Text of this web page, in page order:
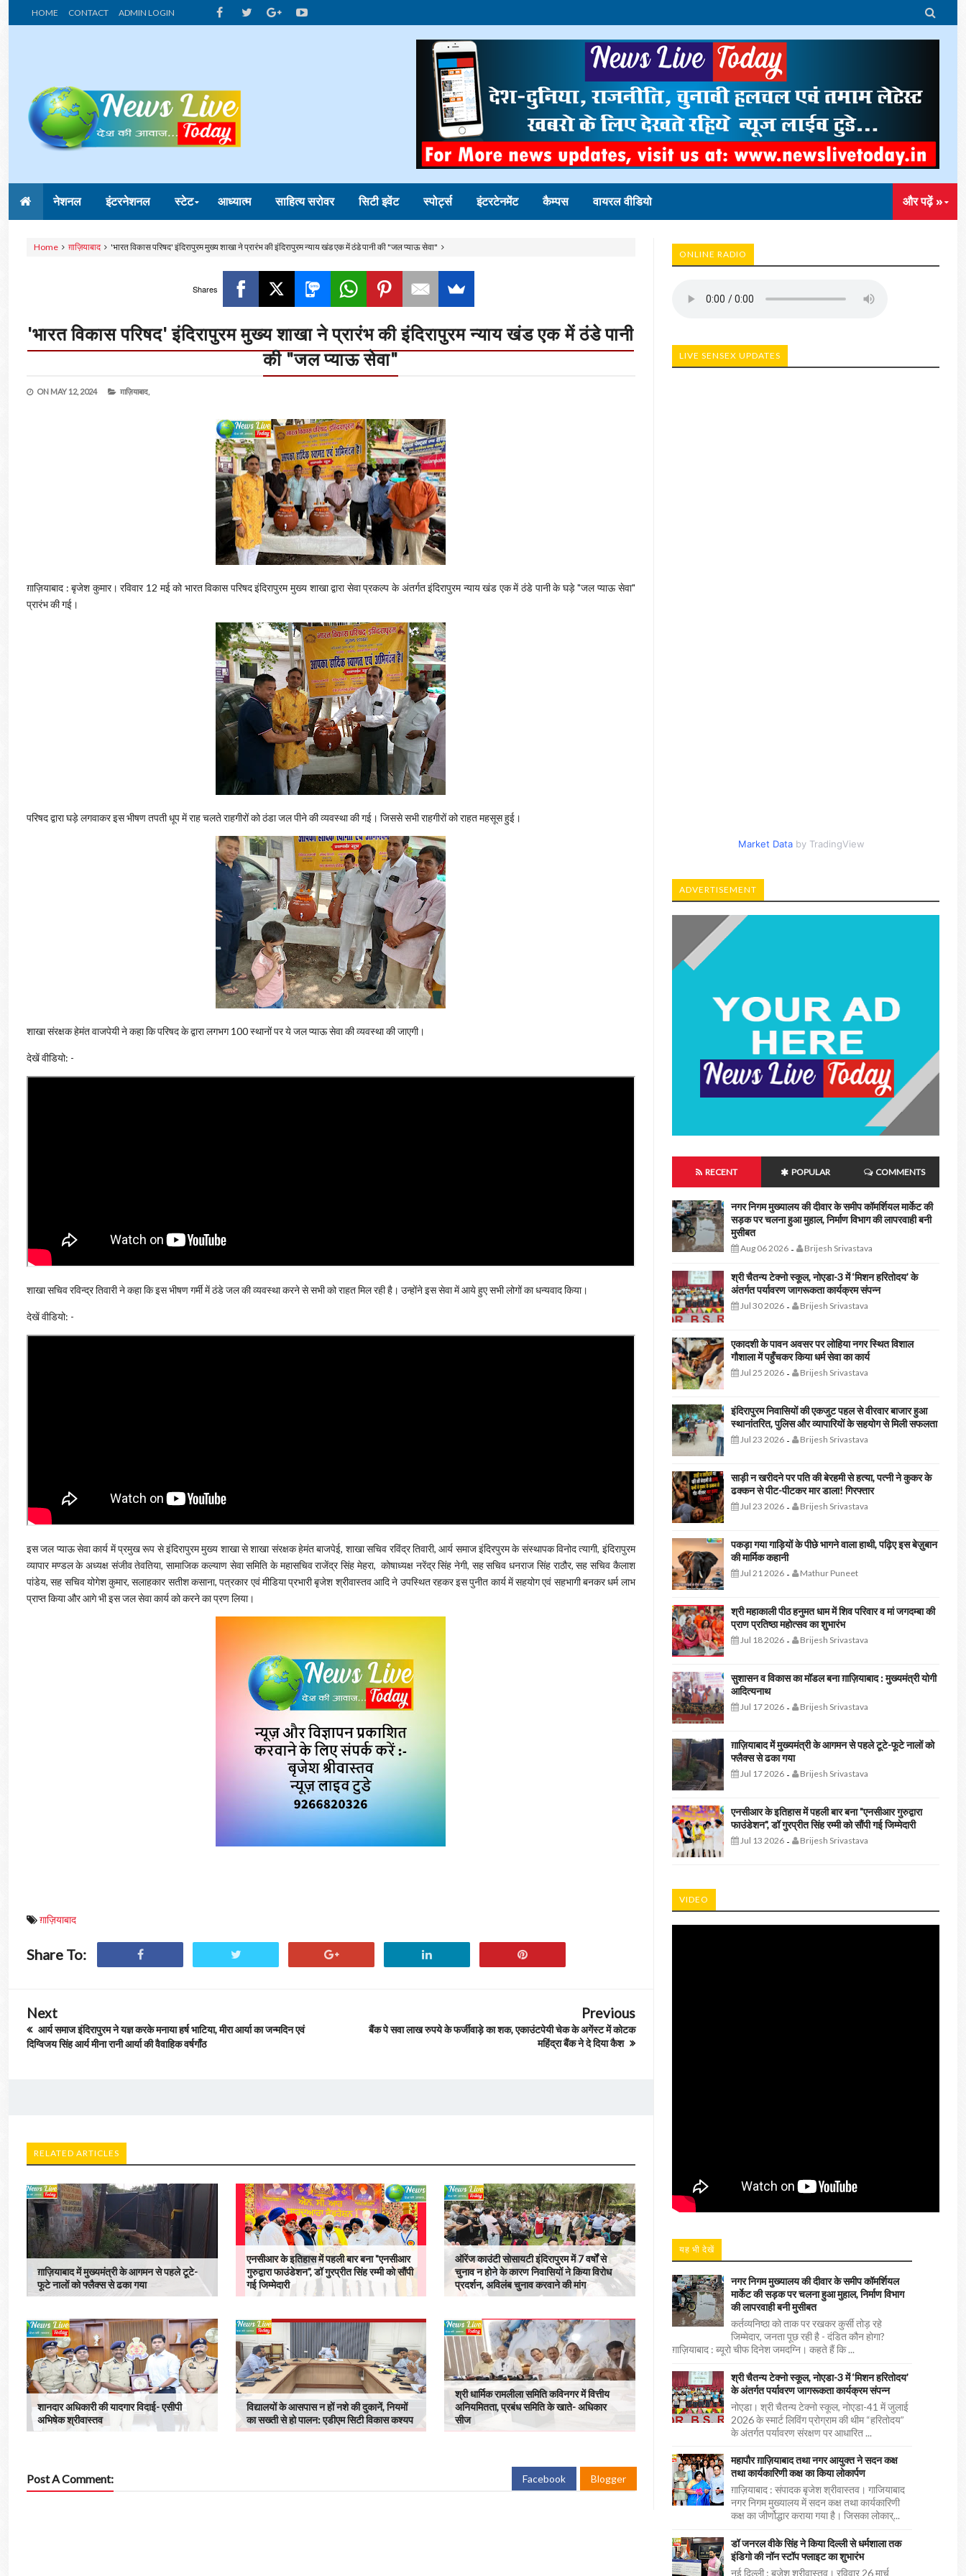
HOME CONTACT ADMIN LOGIN 
नेशनल इंटरनेशनल स्टेट आध्यात्म साहित्य सरोवर सिटी इवेंट स्पोर्ट्स इंटरटेनमेंट कैम्पस वायरल वीडियो और पढ़ें »
Home ग़ाज़ियाबाद 'भारत विकास परिषद' इंदिरापुरम मुख्य शाखा ने प्रारंभ की इंदिरापुरम न्याय खंड एक में ठंडे पानी की "जल प्याऊ सेवा"
Shares
'भारत विकास परिषद' इंदिरापुरम मुख्य शाखा ने प्रारंभ की इंदिरापुरम न्याय खंड एक में ठंडे पानी
की "जल प्याऊ सेवा"
ON MAY 12, 2024 ग़ाज़ियाबाद,
ग़ाज़ियाबाद : बृजेश कुमार। रविवार 12 मई को भारत विकास परिषद इंदिरापुरम मुख्य शाखा द्वारा सेवा प्रकल्प के अंतर्गत इंदिरापुरम न्याय खंड एक में ठंडे पानी के घड़े "जल प्याऊ सेवा"
प्रारंभ की गई।
परिषद द्वारा घड़े लगवाकर इस भीषण तपती धूप में राह चलते राहगीरों को ठंडा जल पीने की व्यवस्था की गई। जिससे सभी राहगीरों को राहत महसूस हुई।
शाखा संरक्षक हेमंत वाजपेयी ने कहा कि परिषद के द्वारा लगभग 100 स्थानों पर ये जल प्याऊ सेवा की व्यवस्था की जाएगी।
देखें वीडियो: -
शाखा सचिव रविन्द्र तिवारी ने कहा कि इस भीषण गर्मी में ठंडे जल की व्यवस्था करने से सभी को राहत मिल रही है। उन्होंने इस सेवा में आये हुए सभी लोगों का धन्यवाद किया।
देखें वीडियो: -
इस जल प्याऊ सेवा कार्य में प्रमुख रूप से इंदिरापुरम मुख्य शाखा से शाखा संरक्षक हेमंत बाजपेई, शाखा सचिव रविंद्र तिवारी, आर्य समाज इंदिरपुरम के संस्थापक विनोद त्यागी, इंदिरापुरम
व्यापार मण्डल के अध्यक्ष संजीव तेवतिया, सामाजिक कल्याण सेवा समिति के महासचिव राजेंद्र सिंह मेहरा, कोषाध्यक्ष नरेंद्र सिंह नेगी, सह सचिव धनराज सिंह राठौर, सह सचिव कैलाश
पांडेय, सह सचिव योगेश कुमार, सलाहकार सतीश कसाना, पत्रकार एवं मीडिया प्रभारी बृजेश श्रीवास्तव आदि ने उपस्थित रहकर इस पुनीत कार्य में सहयोग एवं सहभागी बनकर धर्म लाभ
प्राप्त किया और आगे भी इस जल सेवा कार्य को करने का प्रण लिया।
ग़ाज़ियाबाद
Share To:
Next
आर्य समाज इंदिरापुरम ने यज्ञ करके मनाया हर्ष भाटिया, मीरा आर्या का जन्मदिन एवं
दिग्विजय सिंह आर्य मीना रानी आर्या की वैवाहिक वर्षगाँठ
Previous
बैंक पे सवा लाख रुपये के फर्जीवाड़े का शक, एकाउंटपेयी चेक के अगेंस्ट में कोटक
महिंद्रा बैंक ने दे दिया कैश
RELATED ARTICLES
ग़ाज़ियाबाद में मुख्यमंत्री के आगमन से पहले टूटे-
फूटे नालों को फ्लैक्स से ढका गया
एनसीआर के इतिहास में पहली बार बना "एनसीआर
गुरुद्वारा फाउंडेशन", डॉ गुरप्रीत सिंह रम्मी को सौंपी
गई जिम्मेदारी
ऑरेंज काउंटी सोसायटी इंदिरापुरम में 7 वर्षों से
चुनाव न होने के कारण निवासियों ने किया विरोध
प्रदर्शन, अविलंब चुनाव करवाने की मांग
शानदार अधिकारी की यादगार विदाई- एसीपी
अभिषेक श्रीवास्तव
विद्यालयों के आसपास न हों नशे की दुकानें, नियमों
का सख्ती से हो पालन: एडीएम सिटी विकास कश्यप
श्री धार्मिक रामलीला समिति कविनगर में वित्तीय
अनियमितता, प्रबंध समिति के खाते- अधिकार
सीज
Post A Comment: Facebook Blogger
ONLINE RADIO
LIVE SENSEX UPDATES
Market Databy TradingView
ADVERTISEMENT
RECENT POPULAR COMMENTS
नगर निगम मुख्यालय की दीवार के समीप कॉमर्शियल मार्केट की
सड़क पर चलना हुआ मुहाल, निर्माण विभाग की लापरवाही बनी
मुसीबत
Aug 06 2026- Brijesh Srivastava
श्री चैतन्य टेक्नो स्कूल, नोएडा-3 में ‘मिशन हरितोदय’ के
अंतर्गत पर्यावरण जागरूकता कार्यक्रम संपन्न
Jul 30 2026- Brijesh Srivastava
एकादशी के पावन अवसर पर लोहिया नगर स्थित विशाल
गौशाला में पहुँचकर किया धर्म सेवा का कार्य
Jul 25 2026- Brijesh Srivastava
इंदिरापुरम निवासियों की एकजुट पहल से वीरवार बाजार हुआ
स्थानांतरित, पुलिस और व्यापारियों के सहयोग से मिली सफलता
Jul 23 2026- Brijesh Srivastava
साड़ी न खरीदने पर पति की बेरहमी से हत्या, पत्नी ने कुकर के
ढक्कन से पीट-पीटकर मार डाला! गिरफ्तार
Jul 23 2026- Brijesh Srivastava
पकड़ा गया गाड़ियों के पीछे भागने वाला हाथी, पढ़िए इस बेज़ुबान
की मार्मिक कहानी
Jul 21 2026- Mathur Puneet
श्री महाकाली पीठ हनुमत धाम में शिव परिवार व मां जगदम्बा की
प्राण प्रतिष्ठा महोत्सव का शुभारंभ
Jul 18 2026- Brijesh Srivastava
सुशासन व विकास का मॉडल बना ग़ाज़ियाबाद : ​मुख्यमंत्री योगी
आदित्यनाथ
Jul 17 2026- Brijesh Srivastava
ग़ाज़ियाबाद में मुख्यमंत्री के आगमन से पहले टूटे-फूटे नालों को
फ्लैक्स से ढका गया
Jul 17 2026- Brijesh Srivastava
एनसीआर के इतिहास में पहली बार बना "एनसीआर गुरुद्वारा
फाउंडेशन", डॉ गुरप्रीत सिंह रम्मी को सौंपी गई जिम्मेदारी
Jul 13 2026- Brijesh Srivastava
VIDEO
यह भी देखें
नगर निगम मुख्यालय की दीवार के समीप कॉमर्शियल
मार्केट की सड़क पर चलना हुआ मुहाल, निर्माण विभाग
की लापरवाही बनी मुसीबत
कर्तव्यनिष्ठा को ताक पर रखकर कुर्सी तोड़ रहे
जिम्मेदार, जनता पूछ रही है - दंडित कौन होगा?
ग़ाज़ियाबाद : ब्यूरो चीफ दिनेश जमदग्नि। कहते हैं कि ...
श्री चैतन्य टेक्नो स्कूल, नोएडा-3 में ‘मिशन हरितोदय’
के अंतर्गत पर्यावरण जागरूकता कार्यक्रम संपन्न
नोएडा। श्री चैतन्य टेक्नो स्कूल, नोएडा-41 में जुलाई
2026 के स्मार्ट लिविंग प्रोग्राम की थीम “हरितोदय”
के अंतर्गत पर्यावरण संरक्षण पर आधारित ...
महापौर ग़ाज़ियाबाद तथा नगर आयुक्त ने सदन कक्ष
तथा कार्यकारिणी कक्ष का किया लोकार्पण
ग़ाज़ियाबाद : संपादक बृजेश श्रीवास्तव। गाजियाबाद
नगर निगम मुख्यालय में सदन कक्ष तथा कार्यकारिणी
कक्ष का जीर्णोद्धार कराया गया है। जिसका लोकार्...
डॉ जनरल वीके सिंह ने किया दिल्ली से धर्मशाला तक
इंडिगो की नॉन स्टॉप फ्लाइट का शुभारंभ
नई दिल्ली : बृजेश श्रीवास्तव। रविवार 26 मार्च